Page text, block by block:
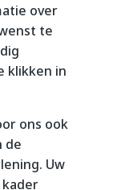
over
te
klikken in
ons ook
de
Uw